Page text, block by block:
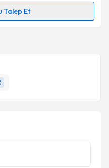
Talep Et
e-posta ile
ilişkin
verilerimin belirtilen